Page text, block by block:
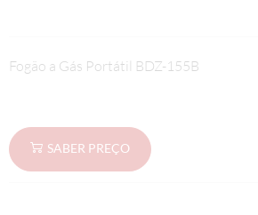
Fogão a Gás Portátil BDZ-155B
SABER PREÇO